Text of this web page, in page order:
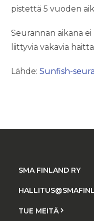
pistettä 5 vuoden
Seurannan aikana
liittyviä vakavia
Lähde:Sunfish-
SMA FINLAND RY
TUE MEITÄ